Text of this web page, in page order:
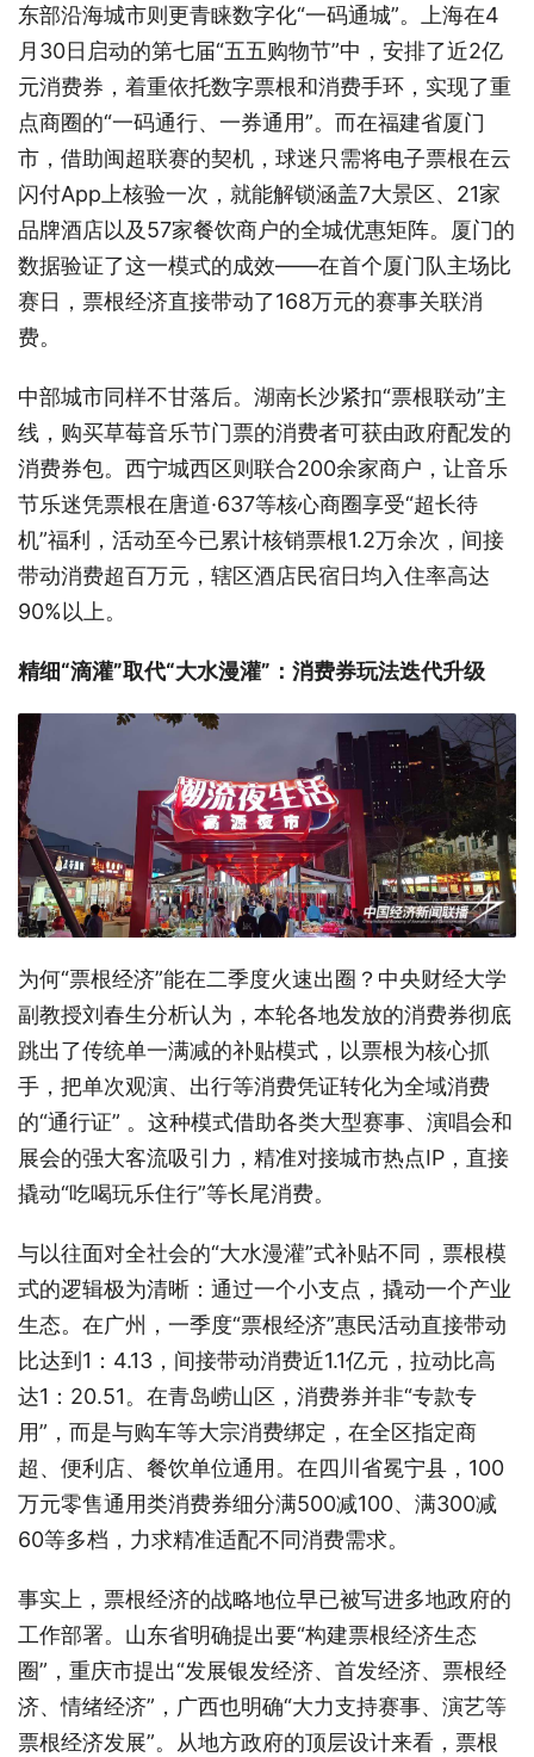
东部沿海城市则更青睐数字化“一码通城”。上海在4
月30日启动的第七届“五五购物节”中，安排了近2亿
元消费券，着重依托数字票根和消费手环，实现了重
点商圈的“一码通行、一券通用”。而在福建省厦门
市，借助闽超联赛的契机，球迷只需将电子票根在云
闪付App上核验一次，就能解锁涵盖7大景区、21家
品牌酒店以及57家餐饮商户的全城优惠矩阵。厦门的
数据验证了这一模式的成效——在首个厦门队主场比
赛日，票根经济直接带动了168万元的赛事关联消
费。
中部城市同样不甘落后。湖南长沙紧扣“票根联动”主
线，购买草莓音乐节门票的消费者可获由政府配发的
消费券包。西宁城西区则联合200余家商户，让音乐
节乐迷凭票根在唐道·637等核心商圈享受“超长待
机”福利，活动至今已累计核销票根1.2万余次，间接
带动消费超百万元，辖区酒店民宿日均入住率高达
90%以上。
精细“滴灌”取代“大水漫灌”：消费券玩法迭代升级
为何“票根经济”能在二季度火速出圈？中央财经大学
副教授刘春生分析认为，本轮各地发放的消费券彻底
跳出了传统单一满减的补贴模式，以票根为核心抓
手，把单次观演、出行等消费凭证转化为全域消费
的“通行证” 。这种模式借助各类大型赛事、演唱会和
展会的强大客流吸引力，精准对接城市热点IP，直接
撬动“吃喝玩乐住行”等长尾消费。
与以往面对全社会的“大水漫灌”式补贴不同，票根模
式的逻辑极为清晰：通过一个小支点，撬动一个产业
生态。在广州，一季度“票根经济”惠民活动直接带动
比达到1：4.13，间接带动消费近1.1亿元，拉动比高
达1：20.51。在青岛崂山区，消费券并非“专款专
用”，而是与购车等大宗消费绑定，在全区指定商
超、便利店、餐饮单位通用。在四川省冕宁县，100
万元零售通用类消费券细分满500减100、满300减
60等多档，力求精准适配不同消费需求。
事实上，票根经济的战略地位早已被写进多地政府的
工作部署。山东省明确提出要“构建票根经济生态
圈”，重庆市提出“发展银发经济、首发经济、票根经
济、情绪经济”，广西也明确“大力支持赛事、演艺等
票根经济发展”。从地方政府的顶层设计来看，票根